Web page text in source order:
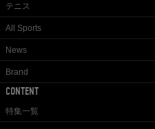
テニス
All Sports
News
Brand
CONTENT
特集一覧